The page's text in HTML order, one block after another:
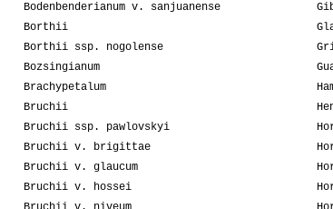
Bodenbenderianum v. sanjuanense
Borthii
Borthii ssp. nogolense
Bozsingianum
Brachypetalum
Bruchii
Bruchii ssp. pawlovskyi
Bruchii v. brigittae
Bruchii v. glaucum
Bruchii v. hossei